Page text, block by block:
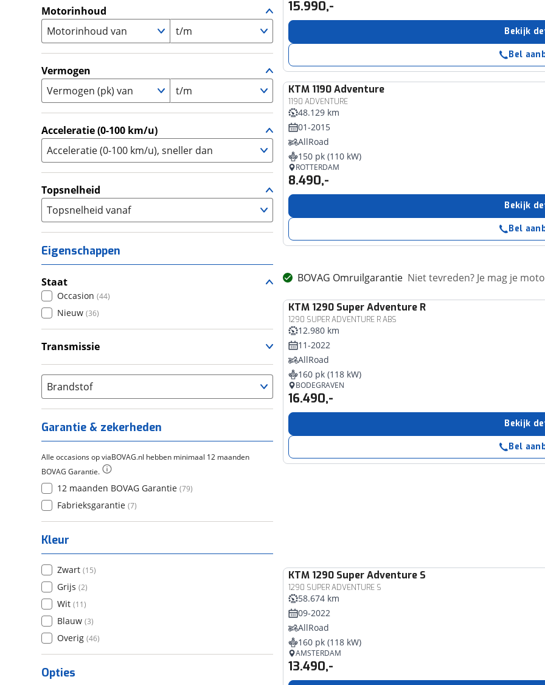
Supersport
Tourer (6)
Touring Enduro
Trike (0)
Zijspan 0)
A1 (0)
( 20
Motorinhoud
Motorinhoud van
t/m
Vermogen
Vermogen (pk) van
t/m
Acceleratie (0-100 km/u)
Acceleratie (0-100 km/u), sneller dan
Topsnelheid
Topsnelheid vanaf
Eigenschappen
Staat
Occasion (44)
Nieuw (36)
Transmissie
Brandstof
Garantie & zekerheden
Alle occasions op viaBOVAG.nl hebben minimaal 12 maanden
BOVAG Garantie.
12 maanden BOVAG Garantie (79)
Fabrieksgarantie (7)
Kleur
Zwart (15)
Grijs (2)
Wit (11)
Blauw (3)
Overig (46)
Opties
15.990,-
Bekijk
Bel
KTM 1190 Adventure
1190 ADVENTURE
48.129 km
01-2015
AllRoad
150 pk (110 kW)
ROTTERDAM
8.490,-
Bekijk
Bel
BOVAG Omruilgarantie Niet tevreden? Je mag je
KTM 1290 Super Adventure R
1290 SUPER ADVENTURE R ABS
12.980 km
11-2022
AllRoad
160 pk (118 kW)
BODEGRAVEN
16.490,-
Bekijk
Bel
KTM 1290 Super Adventure S
1290 SUPER ADVENTURE S
58.674 km
09-2022
AllRoad
160 pk (118 kW)
AMSTERDAM
13.490,-